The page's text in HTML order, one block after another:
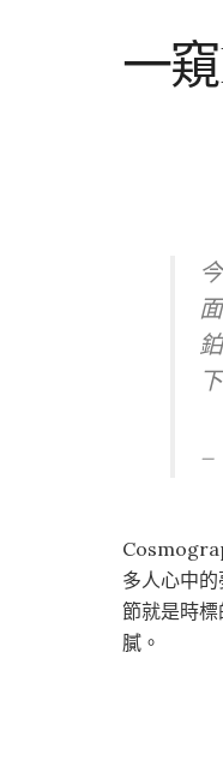
一
多人心中
節就是時
膩。